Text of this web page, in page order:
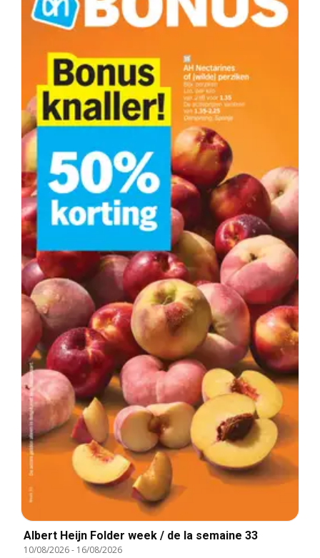
Albert Heijn Folder week / de la semaine 33
10/08/2026- 16/08/2026